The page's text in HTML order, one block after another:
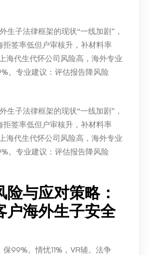
生子法律框架的现状“一线加剧”，
签率低但户审核升，补材料率
海代生代怀公司风险高，海外专业
。专业建议：评估报告降风险
生子法律框架的现状“一线加剧”，
签率低但户审核升，补材料率
海代生代怀公司风险高，海外专业
。专业建议：评估报告降风险
险与应对策略：
户海外生子安全
99%。情忧11%，VR辅。法争